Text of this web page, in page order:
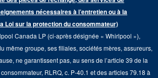
nécessaires à l’entretien ou à la
Loi sur la protection du consommateur)
Canada LP (ci-après désignée « Whirlpool »),
même groupe, ses filiales, sociétés mères, assureurs,
ne garantissent pas, au sens de l’article 39 de la
RLRQ, c. P-40.1 et des articles 79.18 à